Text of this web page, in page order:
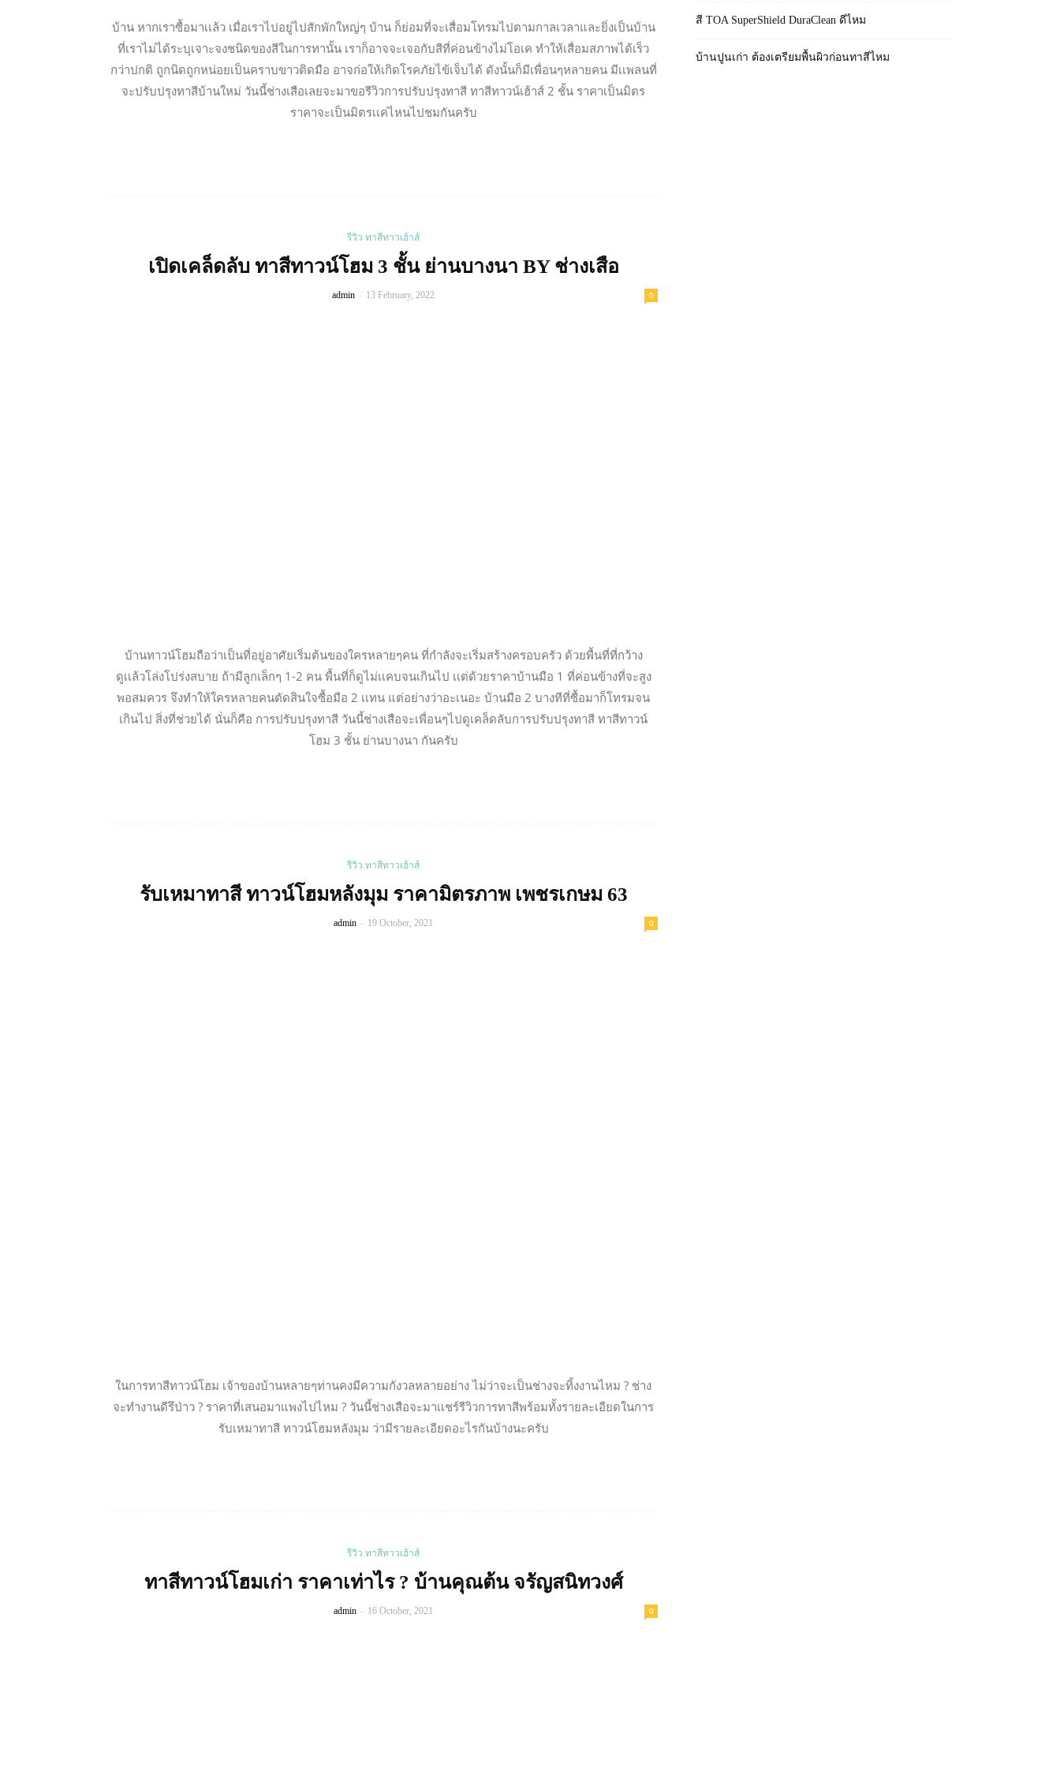
บ้าน หากเราซื้อมาเเล้ว เมื่อเราไปอยู่ไปสักพักใหญ่ๆ บ้าน ก็ย่อมที่จะเสื่อมโทรมไปตามกาลเวลาและยิ่งเป็นบ้าน
ที่เราไม่ได้ระบุเจาะจงชนิดของสีในการทานั้น เราก็อาจจะเจอกับสีที่ค่อนข้างไม่โอเค ทำให้เสื่อมสภาพได้เร็ว
กว่าปกติ ถูกนิดถูกหน่อยเป็นคราบขาวติดมือ อาจก่อให้เกิดโรคภัยไข้เจ็บได้ ดังนั้นก็มีเพื่อนๆหลายคน มีเเพลนที่
จะปรับปรุงทาสีบ้านใหม่ วันนี้ช่างเสือเลยจะมาขอรีวิวการปรับปรุงทาสี ทาสีทาวน์เฮ้าส์ 2 ชั้น ราคาเป็นมิตร
ราคาจะเป็นมิตรเเค่ไหนไปชมกันครับ
รีวิว ทาสีทาวเฮ้าส์
เปิดเคล็ดลับ ทาสีทาวน์โฮม 3 ชั้น ย่านบางนา BY ช่างเสือ
admin - 13 February, 2022 0
บ้านทาวน์โฮมถือว่าเป็นที่อยู่อาศัยเริ่มต้นของใครหลายๆคน ที่กำลังจะเริ่มสร้างครอบครัว ด้วยพื้นที่ที่กว้าง
ดูเเล้วโล่งโปร่งสบาย ถ้ามีลูกเล็กๆ 1-2 คน พื้นที่ก็ดูไม่เเคบจนเกินไป เเต่ด้วยราคาบ้านมือ 1 ที่ค่อนข้างที่จะสูง
พอสมควร จึงทำให้ใครหลายคนตัดสินใจซื้อมือ 2 เเทน แต่อย่างว่าอะเนอะ บ้านมือ 2 บางทีที่ซื้อมาก็โทรมจน
เกินไป สิ่งที่ช่วยได้ นั่นก็คือ การปรับปรุงทาสี วันนี้ช่างเสือจะเพื่อนๆไปดูเคล็ดลับการปรับปรุงทาสี ทาสีทาวน์
โฮม 3 ชั้น ย่านบางนา กันครับ
รีวิว ทาสีทาวเฮ้าส์
รับเหมาทาสี ทาวน์โฮมหลังมุม ราคามิตรภาพ เพชรเกษม 63
admin - 19 October, 2021 0
ในการทาสีทาวน์โฮม เจ้าของบ้านหลายๆท่านคงมีความกังวลหลายอย่าง ไม่ว่าจะเป็นช่างจะทิ้งงานไหม ? ช่าง
จะทำงานดีรึป่าว ? ราคาที่เสนอมาแพงไปไหม ? วันนี้ช่างเสือจะมาเเชร์รีวิวการทาสีพร้อมทั้งรายละเอียดในการ
รับเหมาทาสี ทาวน์โฮมหลังมุม ว่ามีรายละเอียดอะไรกันบ้างนะครับ
รีวิว ทาสีทาวเฮ้าส์
ทาสีทาวน์โฮมเก่า ราคาเท่าไร ? บ้านคุณต้น จรัญสนิทวงศ์
admin - 16 October, 2021 0
สี TOA SuperShield DuraClean ดีไหม
บ้านปูนเก่า ต้องเตรียมพื้นผิวก่อนทาสีไหม